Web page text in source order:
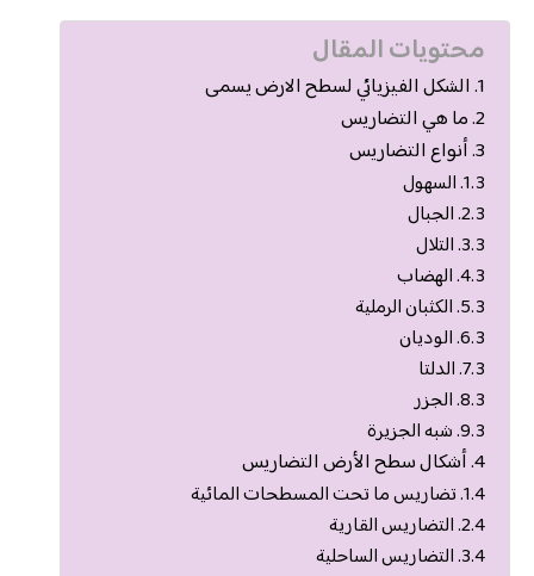
محتويات المقال
الشكل الفيزيائي لسطح الارض يسمى
ما هي التضاريس
أنواع التضاريس
السهول
الجبال
التلال
الهضاب
الكثبان الرملية
الوديان
الدلتا
الجزر
شبه الجزيرة
أشكال سطح الأرض التضاريس
تضاريس ما تحت المسطحات المائية
التضاريس القارية
التضاريس الساحلية